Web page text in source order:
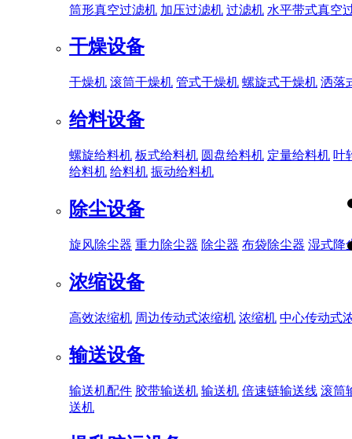
筒形真空过滤机 加压过滤机 过滤机 水平带式真空
干燥设备
干燥机 滚筒干燥机 管式干燥机 螺旋式干燥机 洒落
给料设备
螺旋给料机 板式给料机 圆盘给料机 定量给料机 叶
给料机 给料机 振动给料机
除尘设备
旋风除尘器 重力除尘器 除尘器 布袋除尘器 湿式降
浓缩设备
高效浓缩机 周边传动式浓缩机 浓缩机 中心传动式
输送设备
输送机配件 胶带输送机 输送机 倍速链输送线 滚筒
送机